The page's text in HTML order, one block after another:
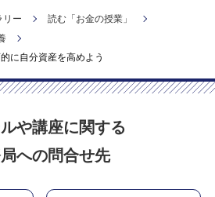
リー
読む「お金の授業」
に自分資産を高めよう
や講座に関する
への問合せ先